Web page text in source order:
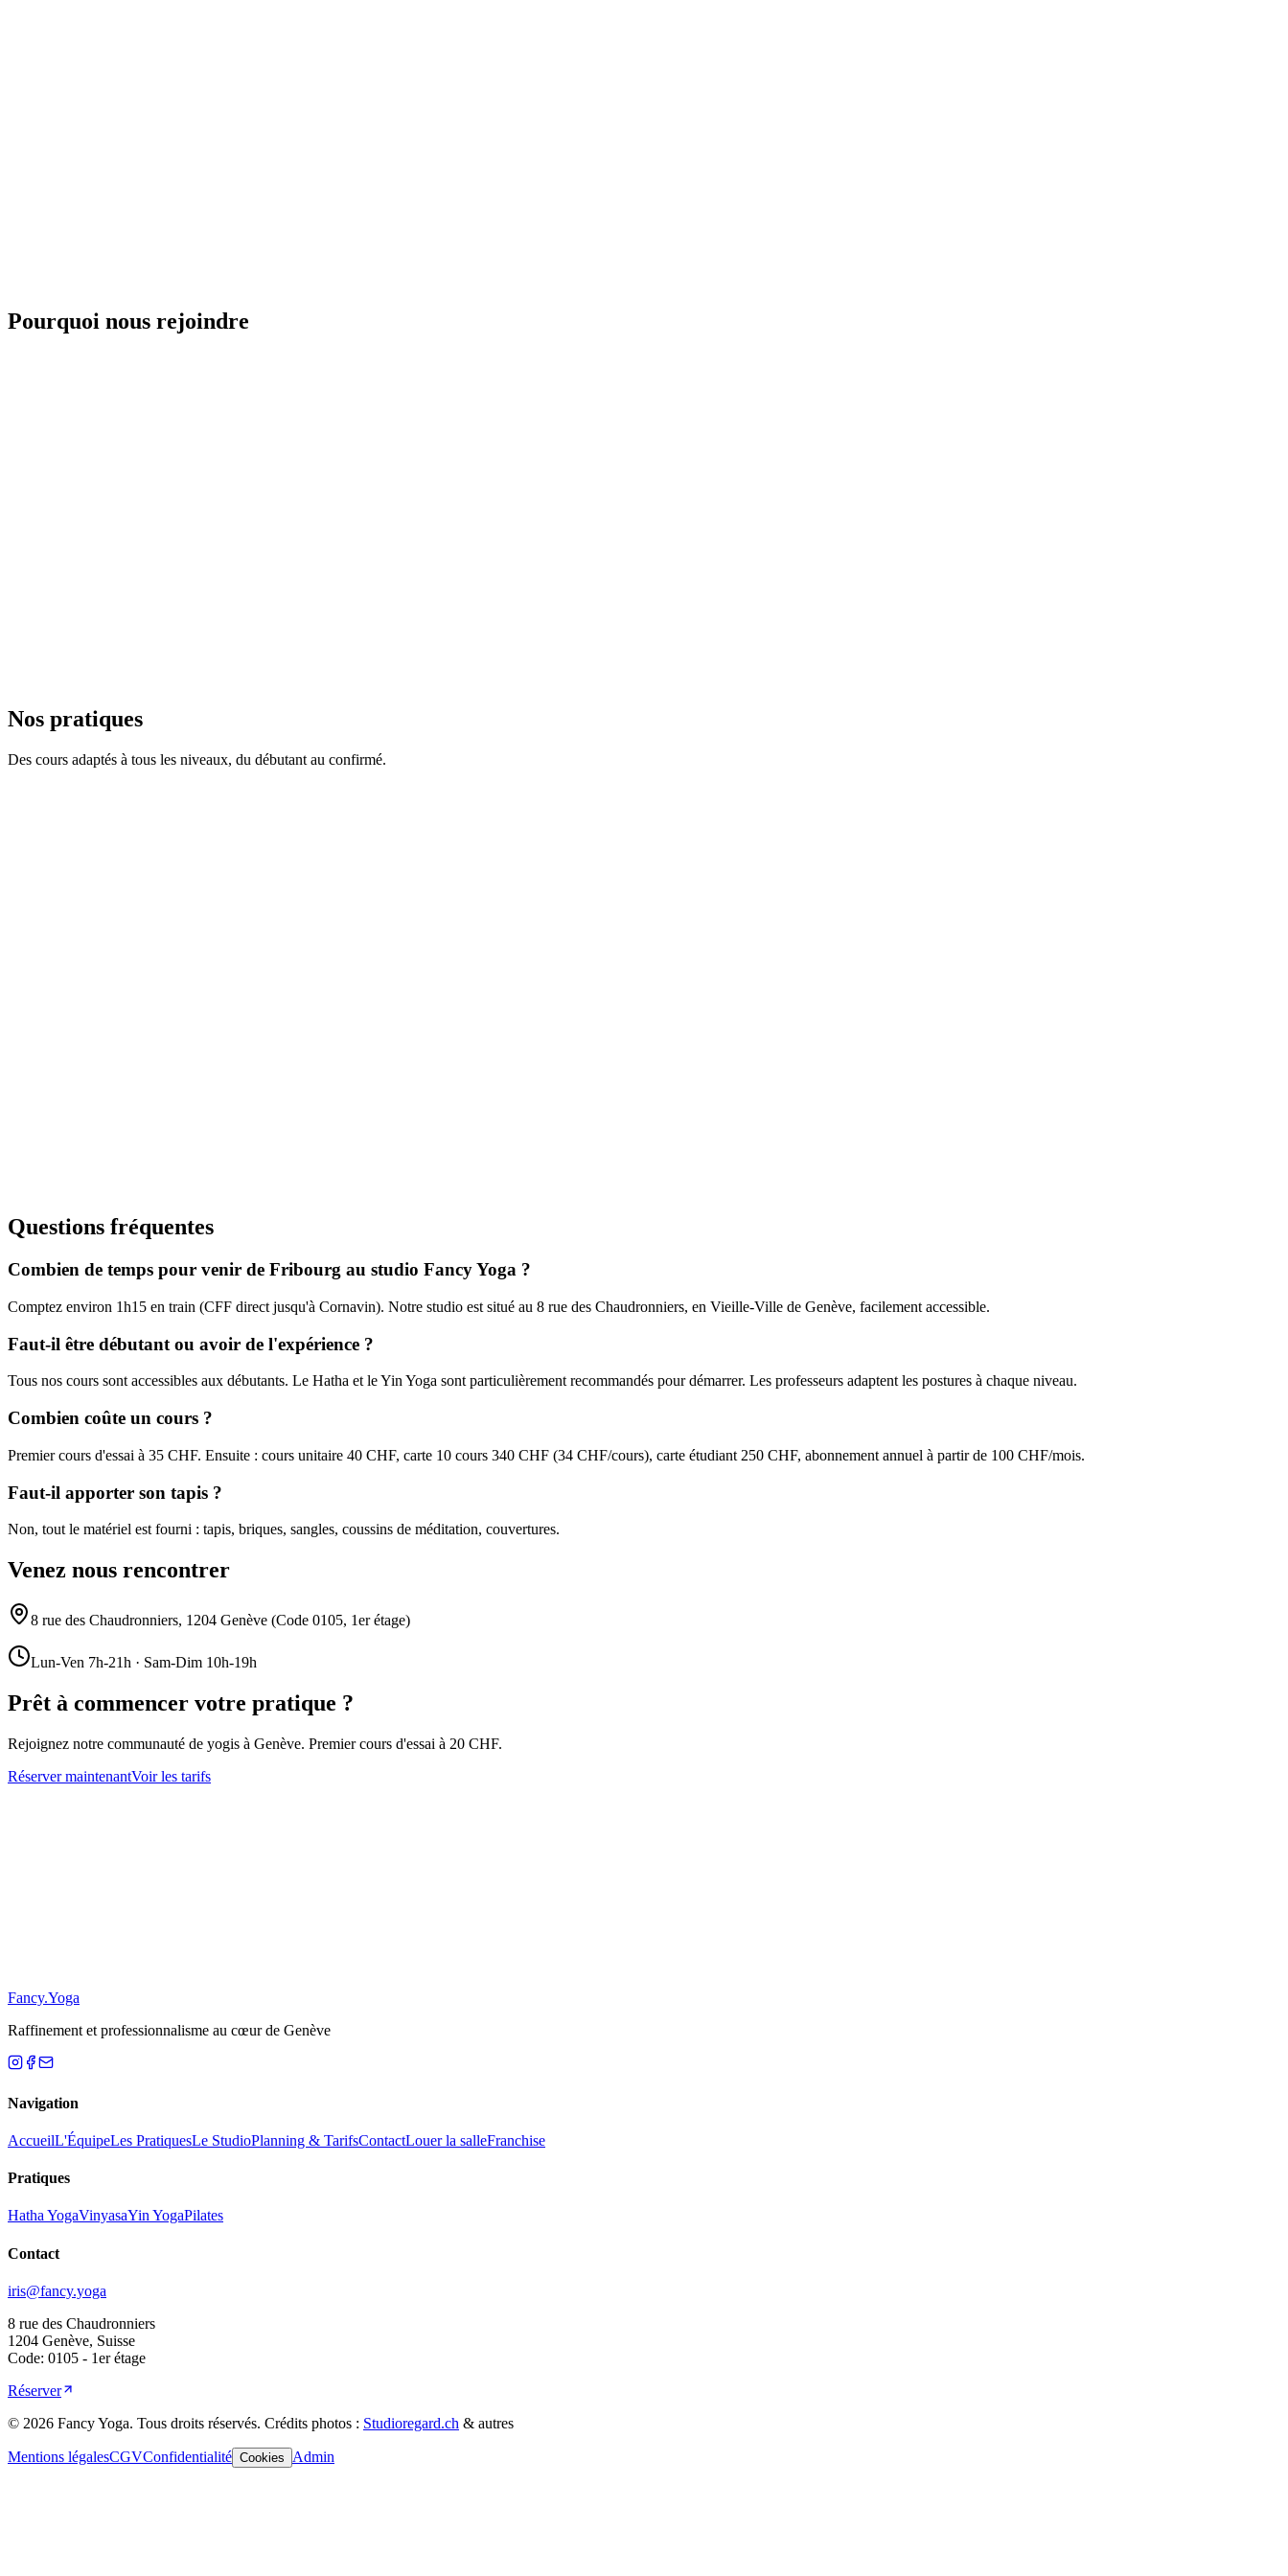
Pourquoi nous rejoindre
Nos pratiques
Des cours adaptés à tous les niveaux, du débutant au confirmé.
Questions fréquentes
Combien de temps pour venir de Fribourg au studio Fancy Yoga ?
Comptez environ 1h15 en train (CFF direct jusqu'à Cornavin). Notre studio est situé au 8 rue des Chaudronniers, en Vieille-Ville de Genève, facilement accessible.
Faut-il être débutant ou avoir de l'expérience ?
Tous nos cours sont accessibles aux débutants. Le Hatha et le Yin Yoga sont particulièrement recommandés pour démarrer. Les professeurs adaptent les postures à chaque niveau.
Combien coûte un cours ?
Premier cours d'essai à 35 CHF. Ensuite : cours unitaire 40 CHF, carte 10 cours 340 CHF (34 CHF/cours), carte étudiant 250 CHF, abonnement annuel à partir de 100 CHF/mois.
Faut-il apporter son tapis ?
Non, tout le matériel est fourni : tapis, briques, sangles, coussins de méditation, couvertures.
Venez nous rencontrer
8 rue des Chaudronniers, 1204 Genève (Code 0105, 1er étage)
Lun-Ven 7h-21h · Sam-Dim 10h-19h
Prêt à commencer votre pratique ?
Rejoignez notre communauté de yogis à Genève. Premier cours d'essai à 20 CHF.
Réserver maintenantVoir les tarifs
Fancy.Yoga
Raffinement et professionnalisme au cœur de Genève
Navigation
AccueilL'ÉquipeLes PratiquesLe StudioPlanning & TarifsContactLouer la salleFranchise
Pratiques
Hatha YogaVinyasaYin YogaPilates
Contact
iris@fancy.yoga
8 rue des Chaudronniers
1204 Genève, Suisse
Code: 0105 - 1er étage
Réserver
© 2026 Fancy Yoga. Tous droits réservés. Crédits photos : Studioregard.ch & autres
Mentions légalesCGVConfidentialité Cookies Admin